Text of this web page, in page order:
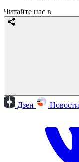
Читайте нас в
Дзен Новости